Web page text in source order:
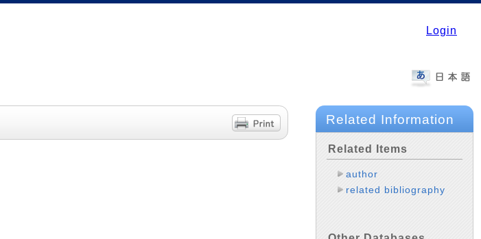
Login
Related Information
Related Items
author
related bibliography